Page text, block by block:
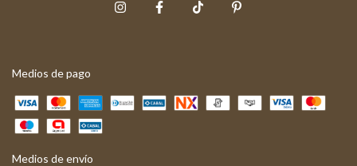
Medios de pago
Medios de envío